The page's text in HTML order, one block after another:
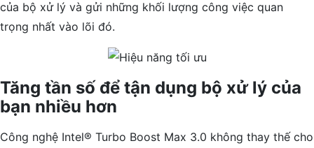
của bộ xử lý và gửi những khối lượng công việc quan
trọng nhất vào lõi đó.
Tăng tần số để tận dụng bộ xử lý của
bạn nhiều hơn
Công nghệ Intel® Turbo Boost Max 3.0 không thay thế cho